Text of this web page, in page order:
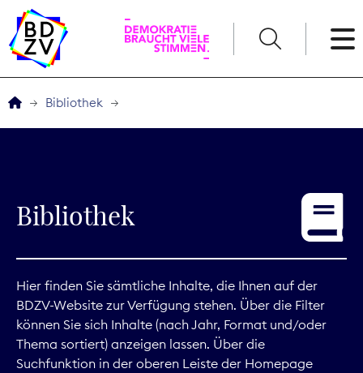
Service
Digitales
Kommunikation
Bibliothek
Bibliothek
Hier finden Sie sämtliche Inhalte, die Ihnen auf der
BDZV-Website zur Verfügung stehen. Über die Filter
können Sie sich Inhalte (nach Jahr, Format und/oder
Thema sortiert) anzeigen lassen. Über die
Suchfunktion in der oberen Leiste der Homepage